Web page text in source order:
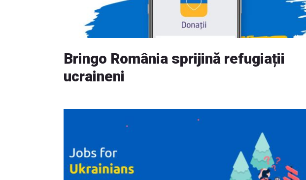
Bringo România sprijină refugiații
ucraineni